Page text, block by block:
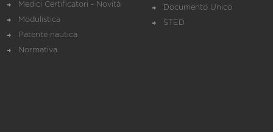
Medici Certificatori - Novità
Modulistica
Patente nautica
Normativa
Documento Unico
STED